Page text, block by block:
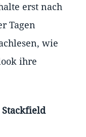
erst nach
Tagen
wie
ihre